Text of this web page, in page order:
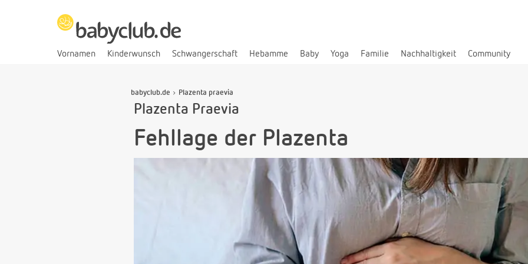
Vornamen Kinderwunsch Schwangerschaft Hebamme Baby Yoga Familie Nachhaltigkeit Community
babyclub.de Plazenta praevia
Plazenta Praevia
Fehllage der Plazenta